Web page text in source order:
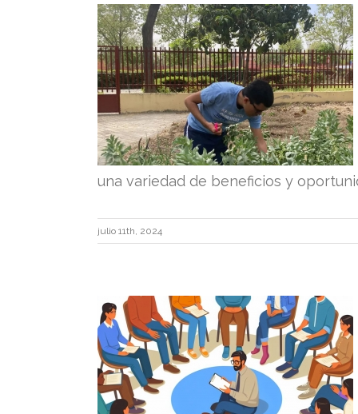
una variedad de beneficios y
julio 11th, 2024